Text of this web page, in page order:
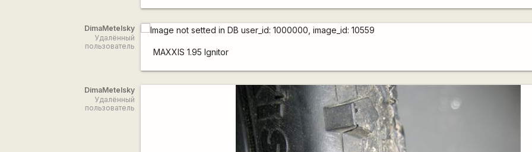
DimaMetelsky
Удалённый
пользователь
MAXXIS 1.95 Ignitor
DimaMetelsky
Удалённый
пользователь